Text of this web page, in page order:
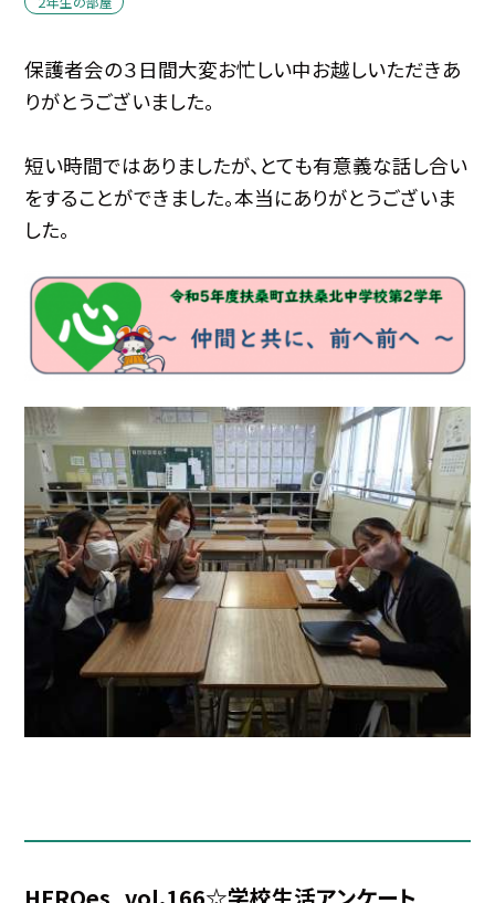
保護者会の３日間大変お忙しい中お越しいただきあ
りがとうございました。
短い時間ではありましたが、とても有意義な話し合い
をすることができました。本当にありがとうございま
した。